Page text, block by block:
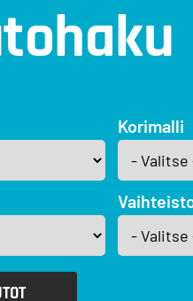
Korimalli